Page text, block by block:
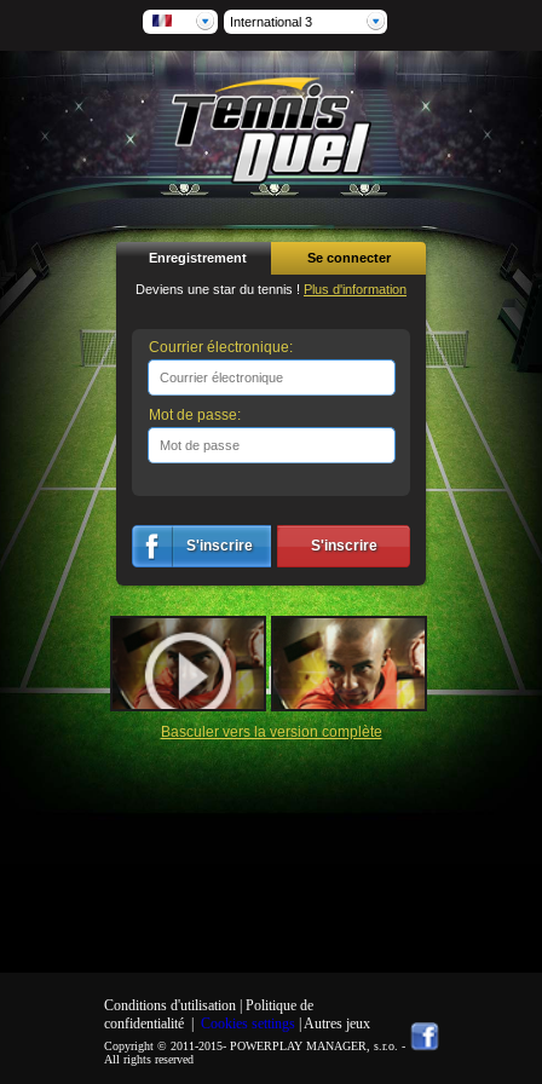
International 3
Enregistrement Se connecter
Deviens une star du tennis ! Plus d'information
Courrier électronique:
Mot de passe:
S'inscrire S'inscrire
Basculer vers la version complète
Conditions d'utilisation | Politique de
confidentialité| Cookies settings | Autres jeux
Copyright © 2011-2015- POWERPLAY MANAGER, s.r.o. -
All rights reserved